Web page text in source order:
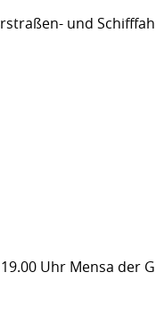
und
Uhr Mensa der